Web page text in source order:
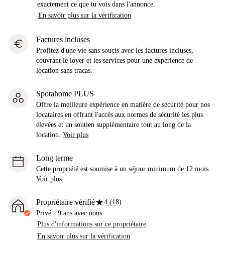
exactement ce que tu vois dans l'annonce.
En savoir plus sur la vérification
euro Factures incluses
Profitez d'une vie sans soucis avec les factures incluses,
couvrant le loyer et les services pour une expérience de
location sans tracas.
Spotahome PLUS
Offre la meilleure expérience en matière de sécurité pour nos
locataires en offrant l'accès aux normes de sécurité les plus
élevées et un soutien supplémentaire tout au long de la
location. Voir plus
Long terme
Cette propriété est soumise à un séjour minimum de 12 mois.
Voir plus
Propriétaire vérifiéstar4 (18)
Privé · 9 ans avec nous
Plus d'informations sur ce propriétaire
En savoir plus sur la vérification